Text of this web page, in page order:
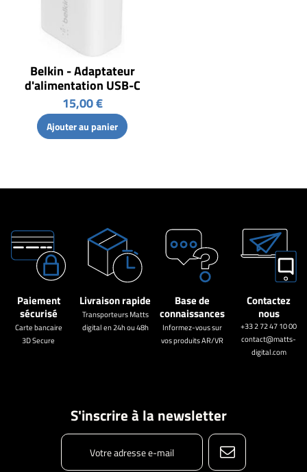
Belkin - Adaptateur
d'alimentation USB-C
15,00 €
Ajouter au panier
Paiement
sécurisé
Carte bancaire
3D Secure
Livraison rapide
Transporteurs Matts
digital en 24h ou 48h
Base de
connaissances
Informez-vous sur
vos produits AR/VR
Contactez
nous
+33 2 72 47 10 00
contact@matts-
digital.com
S'inscrire à la newsletter